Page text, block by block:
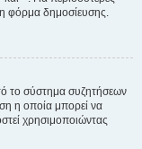
φόρμα δημοσίευσης.
το σύστημα συζητήσεων
η οποία μπορεί να
χρησιμοποιώντας